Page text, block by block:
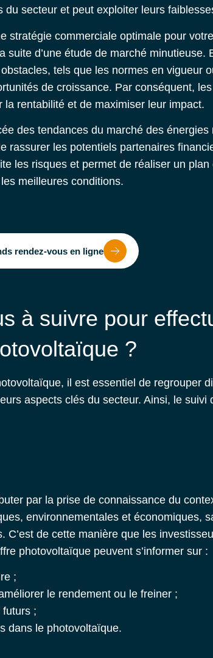
secteur et peut exploiter leurs
stratégie commerciale optimale pour
suite d’une étude de marché minutieuse.
tels que les normes en vigueur
de croissance. Par conséquent,
la rentabilité et de maximiser leur impact.
des tendances du marché des énergies
rassurer les potentiels partenaires
les risques et permet de réaliser un plan
meilleures conditions.
rendez-vous en ligne
à suivre pour
?
, il est essentiel de regrouper
aspects clés du secteur. Ainsi, le suivi
par la prise de connaissance du
environnementales et économiques,
C’est de cette manière que les
photovoltaïque peuvent s’informer sur :
;
le rendement ou le freiner ;
futurs ;
dans le photovoltaïque.